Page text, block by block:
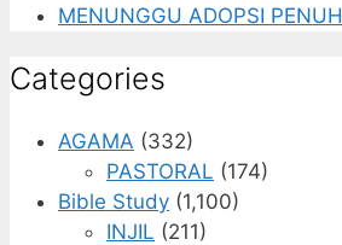
MENUNGGU ADOPSI PENUH
Categories
AGAMA (332)
PASTORAL (174)
Bible Study (1,100)
INJIL (211)